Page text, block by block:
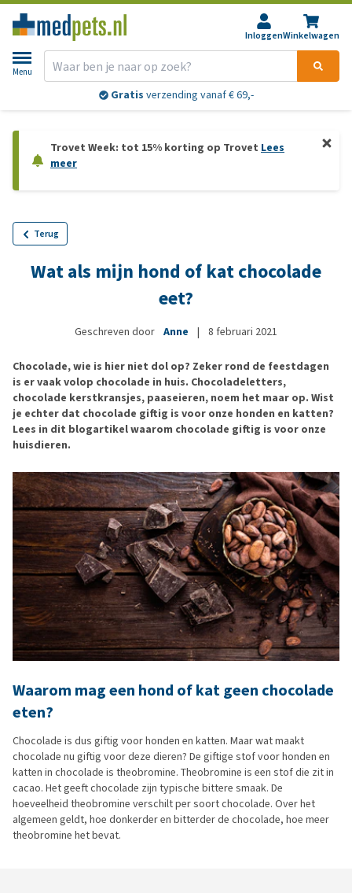
InloggenWinkelwagen
Menu
Gratis verzending vanaf € 69,-
Trovet Week: tot 15% korting op Trovet Lees
meer
Terug
Wat als mijn hond of kat chocolade
eet?
Geschreven door Anne | 8 februari 2021
Chocolade, wie is hier niet dol op? Zeker rond de feestdagen
is er vaak volop chocolade in huis. Chocoladeletters,
chocolade kerstkransjes, paaseieren, noem het maar op. Wist
je echter dat chocolade giftig is voor onze honden en katten?
Lees in dit blogartikel waarom chocolade giftig is voor onze
huisdieren.
Waarom mag een hond of kat geen chocolade
eten?
Chocolade is dus giftig voor honden en katten. Maar wat maakt
chocolade nu giftig voor deze dieren? De giftige stof voor honden en
katten in chocolade is theobromine. Theobromine is een stof die zit in
cacao. Het geeft chocolade zijn typische bittere smaak. De
hoeveelheid theobromine verschilt per soort chocolade. Over het
algemeen geldt, hoe donkerder en bitterder de chocolade, hoe meer
theobromine het bevat.